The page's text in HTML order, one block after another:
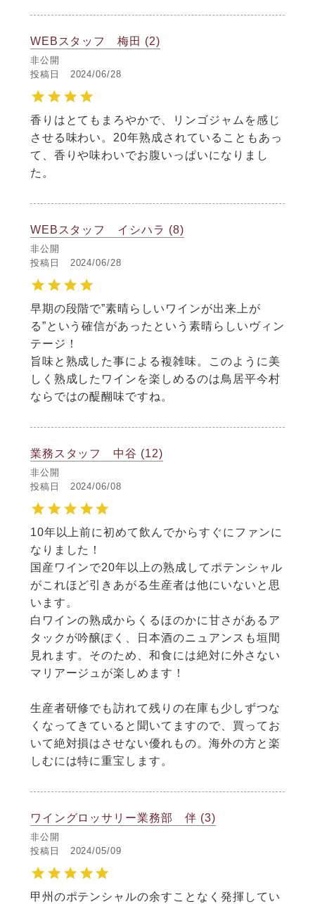
WEBスタッフ 梅田 2
非公開
投稿日
2024/06/28
香りはとてもまろやかで、リンゴジャムを感じ
させる味わい。20年熟成されていることもあっ
て、香りや味わいでお腹いっぱいになりまし
た。
WEBスタッフ イシハラ 8
非公開
投稿日
2024/06/28
早期の段階で”素晴らしいワインが出来上が
る”という確信があったという素晴らしいヴィン
テージ！
旨味と熟成した事による複雑味。このように美
しく熟成したワインを楽しめるのは鳥居平今村
ならではの醍醐味ですね。
業務スタッフ 中谷 12
非公開
投稿日
2024/06/08
10年以上前に初めて飲んでからすぐにファンに
なりました！
国産ワインで20年以上の熟成してポテンシャル
がこれほど引きあがる生産者は他にいないと思
います。
白ワインの熟成からくるほのかに甘さがあるア
タックが吟醸ぽく、日本酒のニュアンスも垣間
見れます。そのため、和食には絶対に外さない
マリアージュが楽しめます！
生産者研修でも訪れて残りの在庫も少しずつな
くなってきていると聞いてますので、買ってお
いて絶対損はさせない優れもの。海外の方と楽
しむには特に重宝します。
ワイングロッサリー業務部 伴 3
非公開
投稿日
2024/05/09
甲州のポテンシャルの余すことなく発揮してい